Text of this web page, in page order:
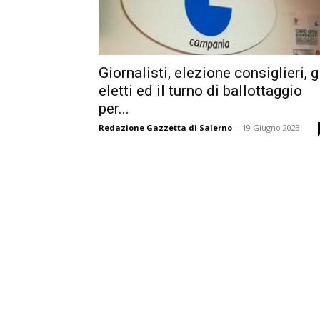
Giornalisti, elezione consiglieri,
eletti ed il turno di ballottaggio
per...
Redazione Gazzetta di Salerno - 19 Giugno 2023